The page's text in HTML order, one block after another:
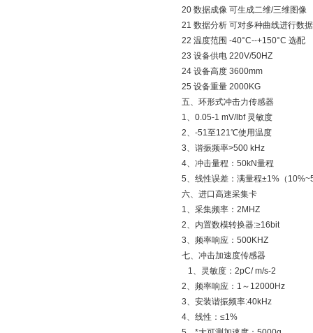
20 数据成像 可生成二维/三维图像
21 数据分析 可对多种曲线进行数
22 温度范围 -40°C--+150°C 选配
23 设备供电 220V/50HZ
24 设备高度 3600mm
25 设备重量 2000KG
五、环形式冲击力传感器
1、0.05-1 mV/lbf 灵敏度
2、-51至121℃使用温度
3、谐振频率>500 kHz
4、冲击量程：50kN量程
5、线性误差：满量程±1%（
六、进口高速采集卡
1、采集频率：2MHZ
2、内置数模转换器:≥16bit
3、频率响应：500KHZ
七、冲击加速度传感器
1、灵敏度：2pC/
2、频率响应：1～12000Hz
3、安装谐振频率:40kHz
4、线性：≤1%